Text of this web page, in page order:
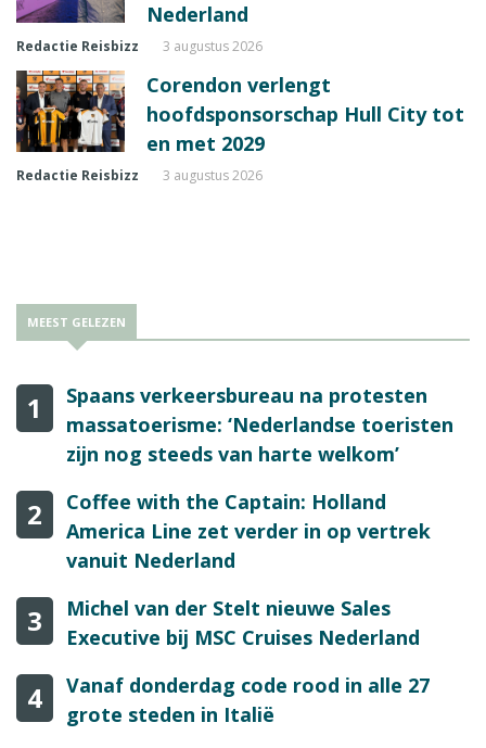
Nederland
Redactie Reisbizz 3 augustus 2026
Corendon verlengt
hoofdsponsorschap Hull City tot
en met 2029
Redactie Reisbizz 3 augustus 2026
MEEST GELEZEN
1
Spaans verkeersbureau na protesten
massatoerisme: ‘Nederlandse toeristen
zijn nog steeds van harte welkom’
2
Coffee with the Captain: Holland
America Line zet verder in op vertrek
vanuit Nederland
3
Michel van der Stelt nieuwe Sales
Executive bij MSC Cruises Nederland
4
Vanaf donderdag code rood in alle 27
grote steden in Italië